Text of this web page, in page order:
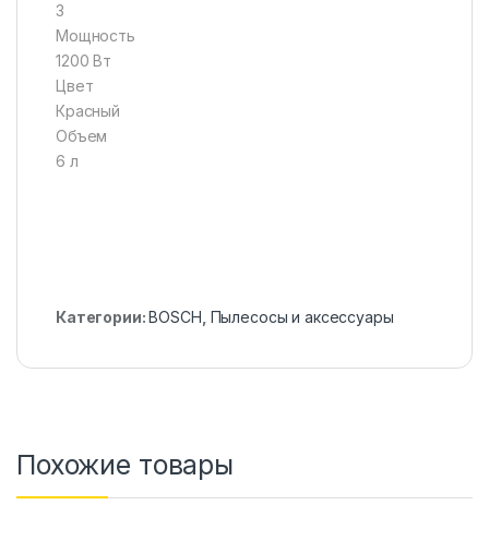
3
Мощность
1200 Вт
Цвет
Красный
Объем
6 л
Категории:BOSCH Пылесосы и аксессуары
Похожие товары